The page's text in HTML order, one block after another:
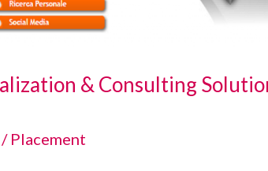
& Consulting
/ Placement